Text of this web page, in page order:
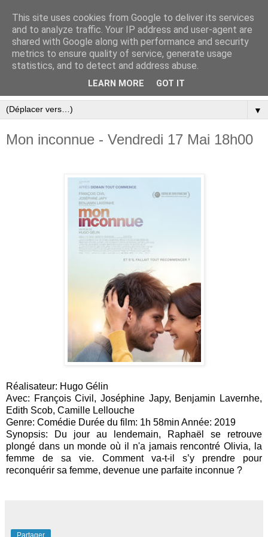
▼
Mon inconnue - Vendredi 17 Mai 18h00
Réalisateur: Hugo Gélin
Avec: François Civil, Joséphine Japy, Benjamin Lavernhe,
Edith Scob, Camille Lellouche
Genre: Comédie Durée du film: 1h 58min Année: 2019
Synopsis: Du jour au lendemain, Raphaël se retrouve
plongé dans un monde où il n'a jamais rencontré Olivia, la
femme de sa vie. Comment va-t-il s’y prendre pour
reconquérir sa femme, devenue une parfaite inconnue ?
This site uses cookies from Google to deliver its services
and to analyze traffic. Your IP address and user-agent are
shared with Google along with performance and security
metrics to ensure quality of service, generate usage
statistics, and to detect and address abuse.
LEARN MORE GOT IT